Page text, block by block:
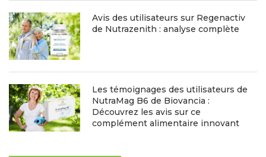
Avis des utilisateurs sur Regenactiv
de Nutrazenith : analyse complète
Les témoignages des utilisateurs de
NutraMag B6 de Biovancia :
Découvrez les avis sur ce
complément alimentaire innovant